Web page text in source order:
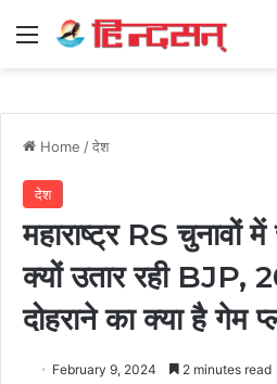
Menu
Home /देश
देश
महाराष्ट्र RS चुनावों
क्यों उतार रही BJP,
दोहराने का क्या है गेम
February 9, 2024 2 minutes read